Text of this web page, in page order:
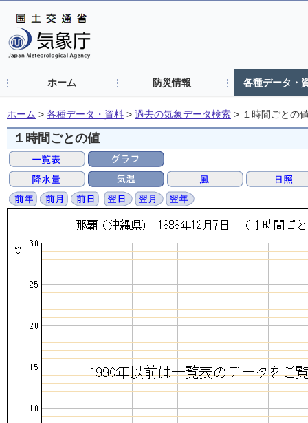
ホーム 防災情報 各種データ・
ホーム > 各種データ・資料 > 過去の気象データ検索 > １時間ごとの
１時間ごとの値